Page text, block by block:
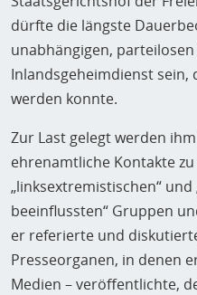
dürfte die längste
unabhängigen,
Inlandsgeheimdienst
werden konnte.
Zur Last gelegt werden
ehrenamtliche Kontakte
„linksextremistischen“
beeinflussten“ Gruppen
er referierte und
Presseorganen, in denen
Medien – veröffentlichte,